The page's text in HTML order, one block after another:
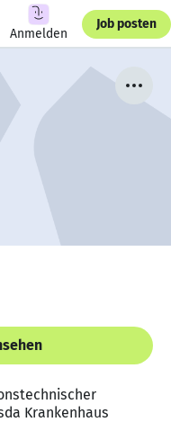
Anmelden
Job posten
Krankenhaus